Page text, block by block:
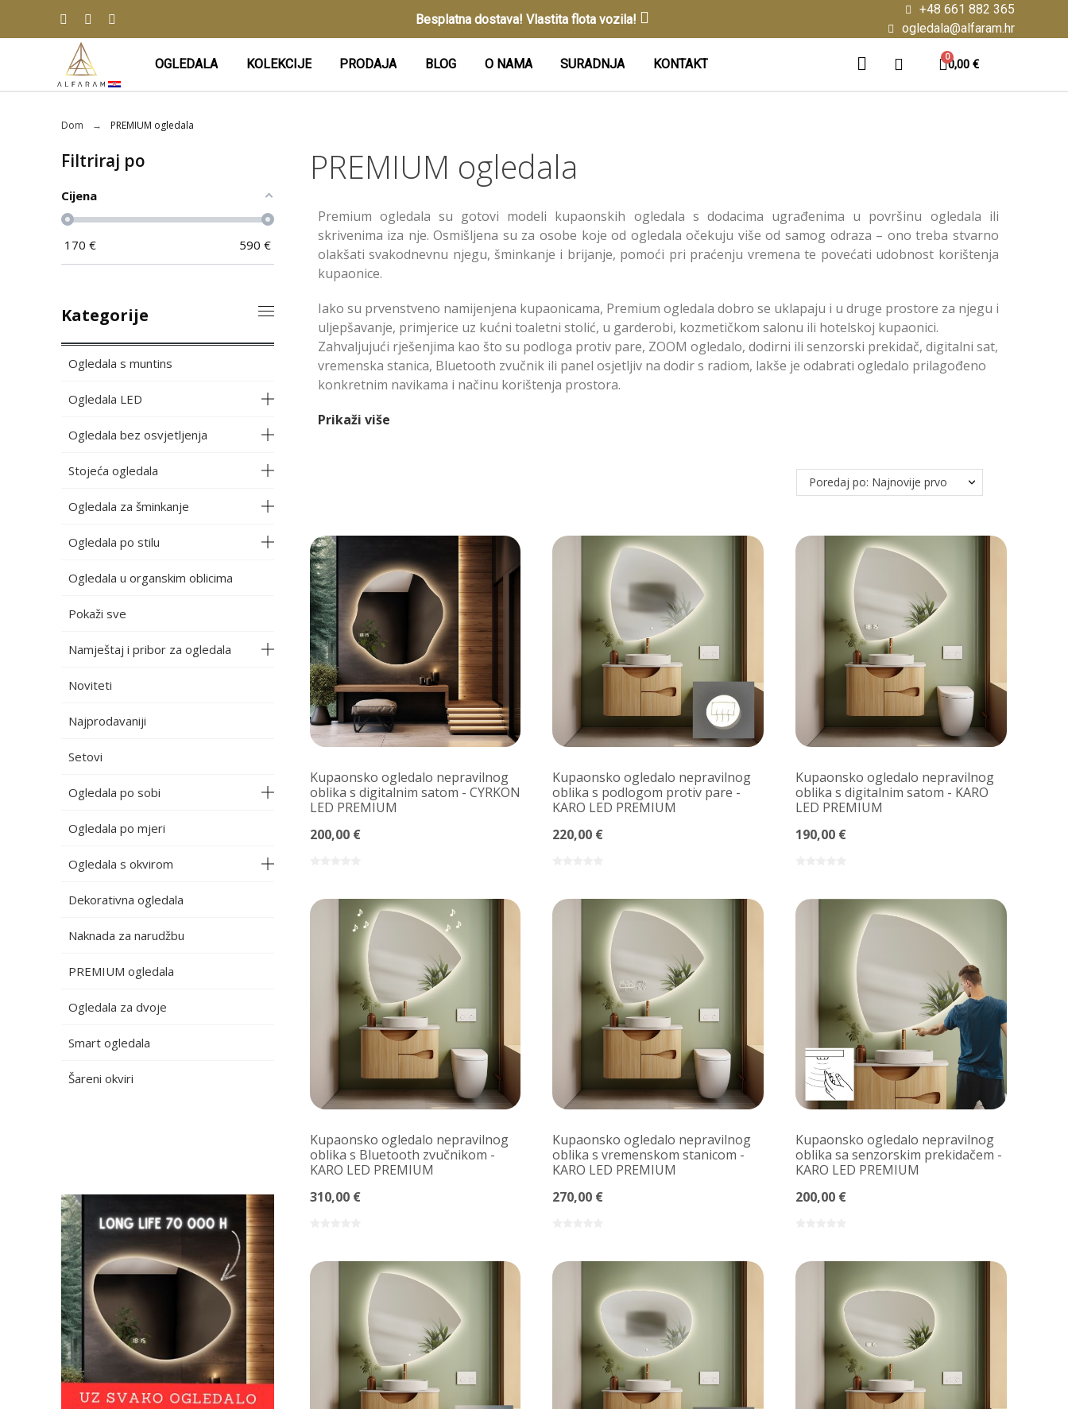
Besplatna dostava! Vlastita flota vozila!
+48 661 882 365
ogledala@alfaram.hr
OGLEDALA KOLEKCIJE PRODAJA BLOG O NAMA SURADNJA KONTAKT 0,00 €
Dom PREMIUM ogledala
Filtriraj po
Cijena
170 € 590 €
Kategorije
Ogledala s muntins
Ogledala LED
Ogledala bez osvjetljenja
Stojeća ogledala
Ogledala za šminkanje
Ogledala po stilu
Ogledala u organskim oblicima
Pokaži sve
Namještaj i pribor za ogledala
Noviteti
Najprodavaniji
Setovi
Ogledala po sobi
Ogledala po mjeri
Ogledala s okvirom
Dekorativna ogledala
Naknada za narudžbu
PREMIUM ogledala
Ogledala za dvoje
Smart ogledala
Šareni okviri
PREMIUM ogledala
Premium ogledala su gotovi modeli kupaonskih ogledala s dodacima ugrađenima u površinu ogledala ili
skrivenima iza nje. Osmišljena su za osobe koje od ogledala očekuju više od samog odraza – ono treba stvarno
olakšati svakodnevnu njegu, šminkanje i brijanje, pomoći pri praćenju vremena te povećati udobnost korištenja
kupaonice.
Iako su prvenstveno namijenjena kupaonicama, Premium ogledala dobro se uklapaju i u druge prostore za njegu i
uljepšavanje, primjerice uz kućni toaletni stolić, u garderobi, kozmetičkom salonu ili hotelskoj kupaonici.
Zahvaljujući rješenjima kao što su podloga protiv pare, ZOOM ogledalo, dodirni ili senzorski prekidač, digitalni sat,
vremenska stanica, Bluetooth zvučnik ili panel osjetljiv na dodir s radiom, lakše je odabrati ogledalo prilagođeno
konkretnim navikama i načinu korištenja prostora.
Prikaži više
Poredaj po: Najnovije prvo
Kupaonsko ogledalo nepravilnog
oblika s digitalnim satom - CYRKON
LED PREMIUM
200,00 €
Kupaonsko ogledalo nepravilnog
oblika s podlogom protiv pare -
KARO LED PREMIUM
220,00 €
Kupaonsko ogledalo nepravilnog
oblika s digitalnim satom - KARO
LED PREMIUM
190,00 €
Kupaonsko ogledalo nepravilnog
oblika s Bluetooth zvučnikom -
KARO LED PREMIUM
310,00 €
Kupaonsko ogledalo nepravilnog
oblika s vremenskom stanicom -
KARO LED PREMIUM
270,00 €
Kupaonsko ogledalo nepravilnog
oblika sa senzorskim prekidačem -
KARO LED PREMIUM
200,00 €